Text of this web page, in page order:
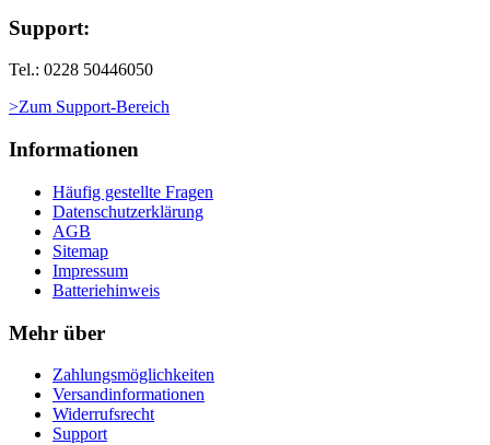
Support:
Tel.: 0228 50446050
>Zum Support-Bereich
Informationen
Häufig gestellte Fragen
Datenschutzerklärung
AGB
Sitemap
Impressum
Batteriehinweis
Mehr über
Zahlungsmöglichkeiten
Versandinformationen
Widerrufsrecht
Support